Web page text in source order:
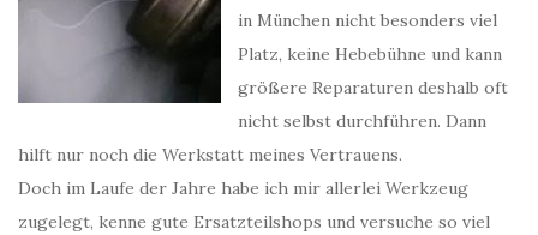
in München nicht besonders viel
Platz, keine Hebebühne und kann
größere Reparaturen deshalb oft
nicht selbst durchführen. Dann
hilft nur noch die Werkstatt meines Vertrauens.
Doch im Laufe der Jahre habe ich mir allerlei Werkzeug
zugelegt, kenne gute Ersatzteilshops und versuche so viel